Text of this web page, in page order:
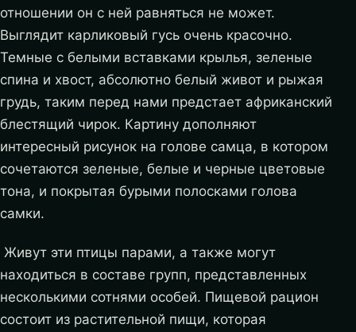
отношении он с ней равняться не может.
Выглядит карликовый гусь очень красочно.
Темные с белыми вставками крылья, зеленые
спина и хвост, абсолютно белый живот и рыжая
грудь, таким перед нами предстает африканский
блестящий чирок. Картину дополняют
интересный рисунок на голове самца, в котором
сочетаются зеленые, белые и черные цветовые
тона, и покрытая бурыми полосками голова
самки.
Живут эти птицы парами, а также могут
находиться в составе групп, представленных
несколькими сотнями особей. Пищевой рацион
состоит из растительной пищи, которая